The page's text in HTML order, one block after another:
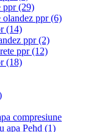
ppr(29)
olandez ppr(6)
(14)
ppr(2)
ppr(12)
(18)
compresiune
apa Pehd (1)